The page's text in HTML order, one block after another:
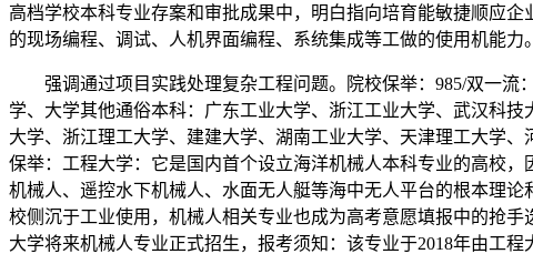
高档学校本科专业存案和审批成果中，明白指向培育能敏捷顺应
的现场编程、调试、人机界面编程、系统集成等工做的使用机能力。
强调通过项目实践处理复杂工程问题。院校保举：985/双一流
学、大学其他通俗本科：广东工业大学、浙江工业大学、武汉科
大学、浙江理工大学、建建大学、湖南工业大学、天津理工大学
保举：工程大学：它是国内首个设立海洋机械人本科专业的高校
机械人、遥控水下机械人、水面无人艇等海中无人平台的根本理
校侧沉于工业使用，机械人相关专业也成为高考意愿填报中的抢
大学将来机械人专业正式招生，报考须知：该专业于2018年由工